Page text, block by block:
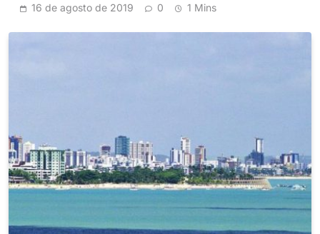
16 de agosto de 2019 0 1 Mins